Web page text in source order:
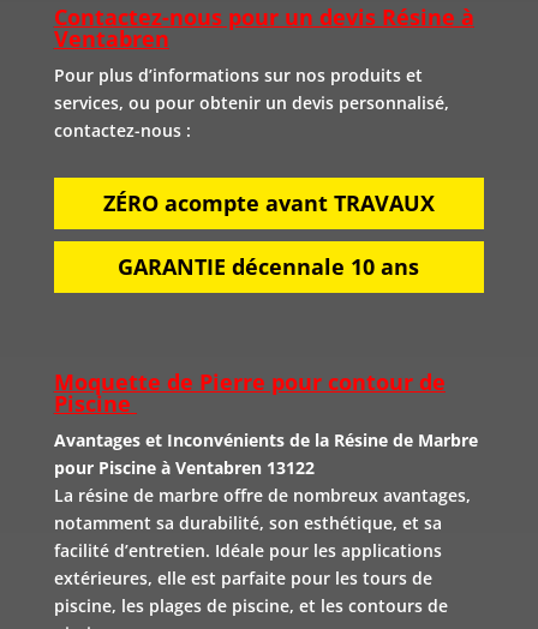
Contactez-nous pour un devis Résine à
Ventabren
Pour plus d’informations sur nos produits et
services, ou pour obtenir un devis personnalisé,
contactez-nous :
ZÉRO acompte avant TRAVAUX
GARANTIE décennale 10 ans
Moquette de Pierre pour contour de
Piscine
Avantages et Inconvénients de la Résine de Marbre
pour Piscine à Ventabren 13122
La résine de marbre offre de nombreux avantages,
notamment sa durabilité, son esthétique, et sa
facilité d’entretien. Idéale pour les applications
extérieures, elle est parfaite pour les tours de
piscine, les plages de piscine, et les contours de